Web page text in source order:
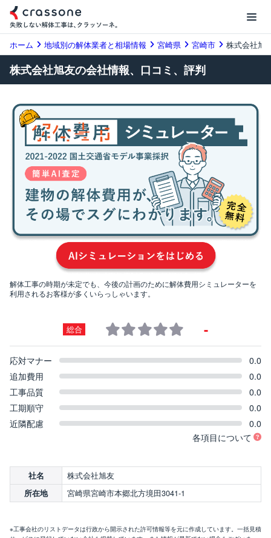
ホーム 地域別の解体業者と相場情報 宮崎県 宮崎市 株式会社旭
株式会社旭友の会社情報、口コミ、評判
解体工事の時期が未定でも、今後の計画のために解体費用シミュレーターを
利用されるお客様が多くいらっしゃいます。
総合 -
応対マナー
0.0
追加費用
0.0
工事品質
0.0
工期順守
0.0
近隣配慮
0.0
各項目について
社名 株式会社旭友
所在地 宮崎県宮崎市本郷北方境田3041-1
※工事会社のリストデータは行政から開示された許可情報等を元に作成しています。一括見積